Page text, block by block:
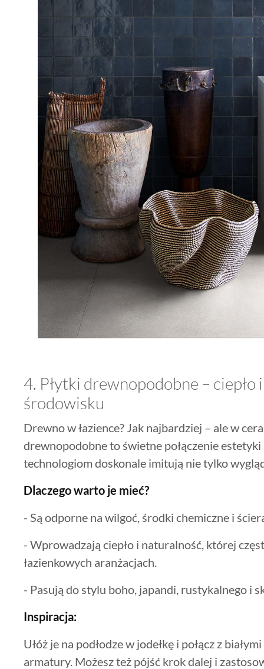
4. Płytki drewnopodobne –
środowisku
Drewno w łazience? Jak najbardziej – ale w
drewnopodobne to świetne połączenie
technologiom doskonale imitują nie tylko
Dlaczego warto je mieć?
- Są odporne na wilgoć, środki chemiczne i
- Wprowadzają ciepło i naturalność, której
łazienkowych aranżacjach.
- Pasują do stylu boho, japandi, rustykalnego i
Inspiracja:
Ułóż je na podłodze w jodełkę i połącz z
armatury. Możesz też pójść krok dalej i